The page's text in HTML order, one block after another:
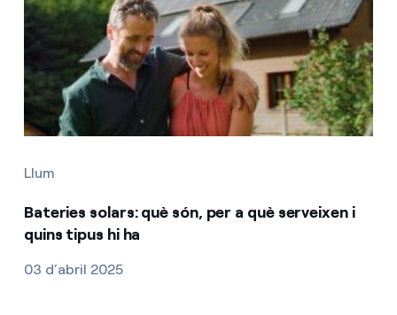
Llum
Bateries solars: què són, per a què serveixen i
quins tipus hi ha
03 d’abril 2025